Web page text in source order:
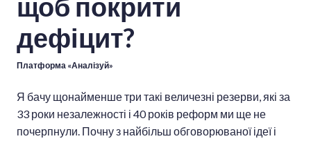
щоб покрити
дефіцит?
Платформа «Аналізуй»
Я бачу щонайменше три такі величезні резерви, які за
33 роки незалежності і 40 років реформ ми ще не
почерпнули. Почну з найбільш обговорюваної ідеї і